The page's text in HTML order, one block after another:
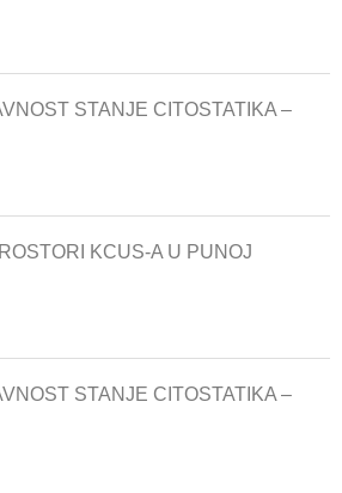
STANJE CITOSTATIKA –
KCUS-A U PUNOJ
STANJE CITOSTATIKA –